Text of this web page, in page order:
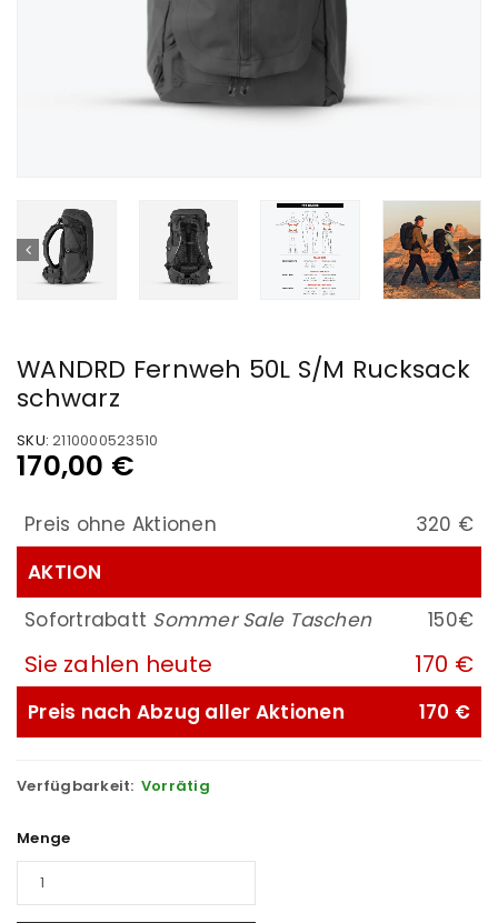
WANDRD Fernweh 50L S/M Rucksack
schwarz
SKU: 2110000523510
170,00 €
Preis ohne Aktionen
320 €
AKTION
Sofortrabatt Sommer Sale Taschen 150€
Sie zahlen heute 170 €
Preis nach Abzug aller Aktionen 170 €
Verfügbarkeit: Vorrätig
Menge